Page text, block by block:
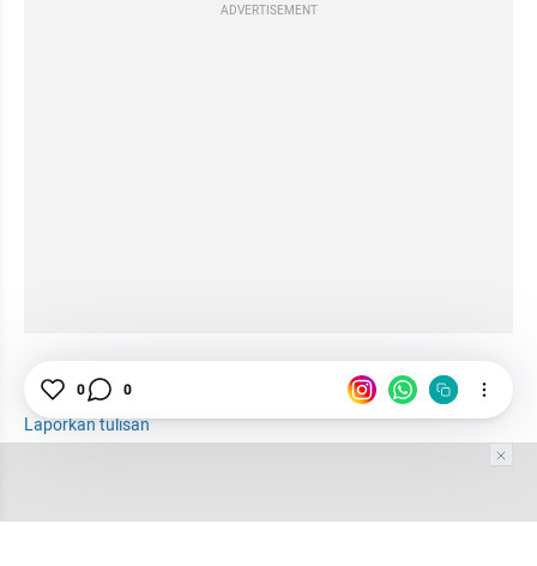
ADVERTISEMENT
Lingkungan
Laporkan tulisan
0 0